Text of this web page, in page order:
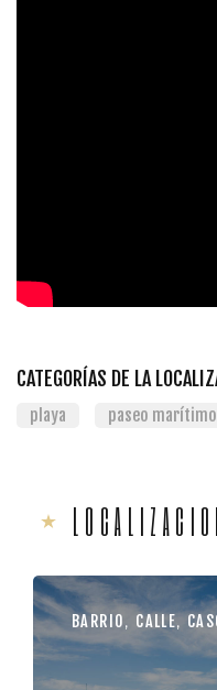
CATEGORÍAS DE LA
playa paseo marítimo
BARRIO, CALLE,